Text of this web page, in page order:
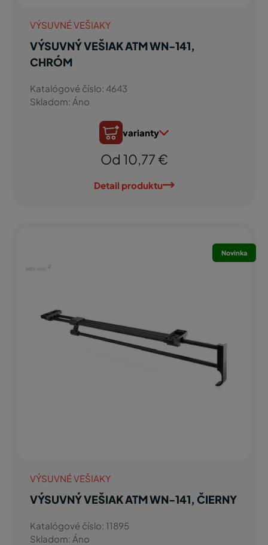
VÝSUVNÉ VEŠIAKY
VÝSUVNÝ VEŠIAK ATM WN-141,
CHRÓM
Katalógové číslo: 4643
Skladom: Áno
varianty
Od 10,77 €
Detail produktu
Novinka
VÝSUVNÉ VEŠIAKY
VÝSUVNÝ VEŠIAK ATM WN-141, ČIERNY
Katalógové číslo: 11895
Skladom: Áno